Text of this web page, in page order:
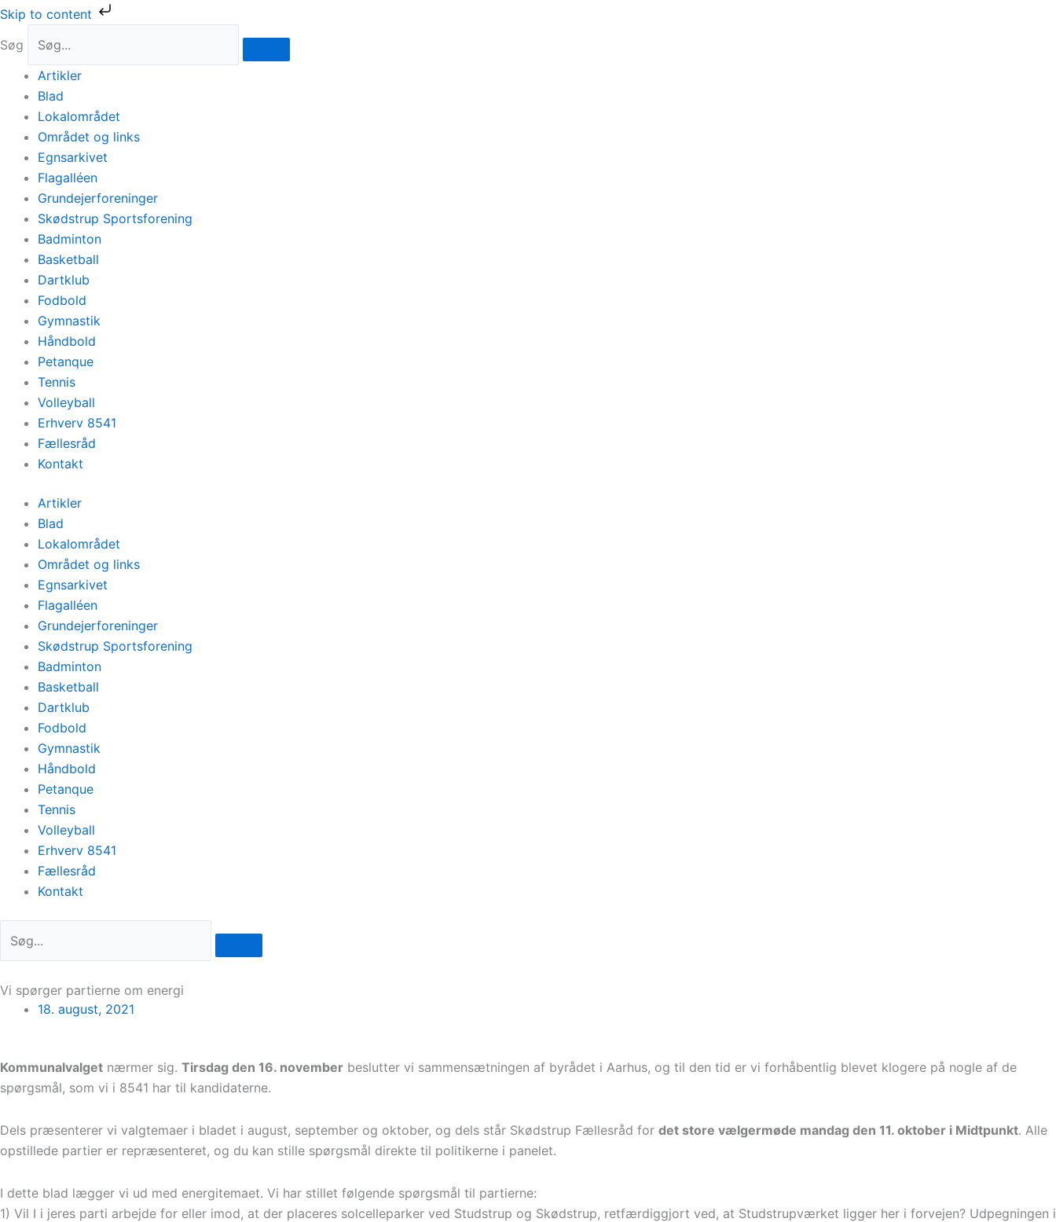
Skip to content
Gå
indholdet
Søg
Artikler
Blad
Lokalområdet
Området og links
Egnsarkivet
Flagalléen
Grundejerforeninger
Skødstrup Sportsforening
Badminton
Basketball
Dartklub
Fodbold
Gymnastik
Håndbold
Petanque
Tennis
Volleyball
Erhverv 8541
Fællesråd
Kontakt
Artikler
Blad
Lokalområdet
Området og links
Egnsarkivet
Flagalléen
Grundejerforeninger
Skødstrup Sportsforening
Badminton
Basketball
Dartklub
Fodbold
Gymnastik
Håndbold
Petanque
Tennis
Volleyball
Erhverv 8541
Fællesråd
Kontakt
Vi spørger partierne om energi
18. august, 2021
Kommunalvalget nærmer sig. Tirsdag den 16. november beslutter vi sammensætningen af byrådet i Aarhus, og til den tid er vi forhåbentlig blevet klogere på nogle af de
spørgsmål, som vi i 8541 har til kandidaterne.
Dels præsenterer vi valgtemaer i bladet i august, september og oktober, og dels står Skødstrup Fællesråd for det store vælgermøde mandag den 11. oktober i Midtpunkt. Alle
opstillede partier er repræsenteret, og du kan stille spørgsmål direkte til politikerne i panelet.
I dette blad lægger vi ud med energitemaet. Vi har stillet følgende spørgsmål til partierne:
1) Vil I i jeres parti arbejde for eller imod, at der placeres solcelleparker ved Studstrup og Skødstrup, retfærdiggjort ved, at Studstrupværket ligger her i forvejen? Udpegningen i